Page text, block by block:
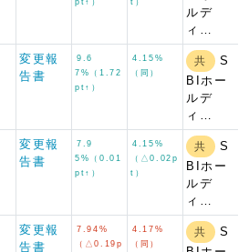
ルデ
ィ…
変更報
告書
9.6
7%（1.72
pt↑）
4.15%
（同）
共
S
BIホー
ルデ
ィ…
変更報
告書
7.9
5%（0.01
pt↑）
4.15%
（△0.02p
t）
共
S
BIホー
ルデ
ィ…
変更報
告書
7.94%
（△0.19p
4.17%
（同）
共
S